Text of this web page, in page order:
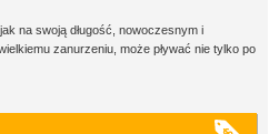
na swoją długość, nowoczesnym i
zanurzeniu, może pływać nie tylko po